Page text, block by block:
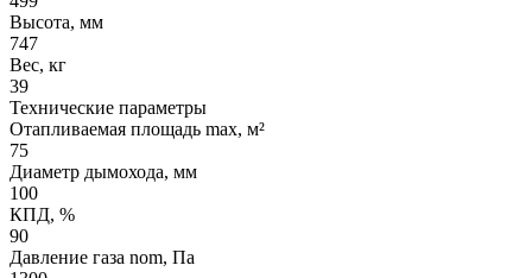
Высота, мм
747
Вес, кг
39
Технические параметры
Отапливаемая площадь max, м²
75
Диаметр дымохода, мм
100
КПД, %
90
Давление газа nom, Па